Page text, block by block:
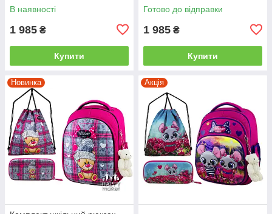
В наявності
1 985 ₴
Купити
Готово до відправки
1 985 ₴
Купити
Новинка Акція